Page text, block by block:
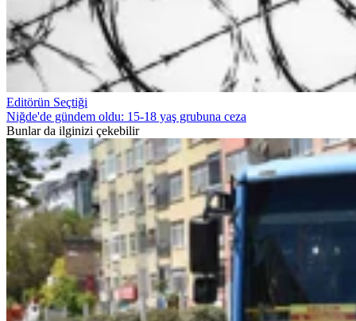
Editörün Seçtiği
Niğde'de gündem oldu: 15-18 yaş grubuna ceza
Bunlar da ilginizi çekebilir